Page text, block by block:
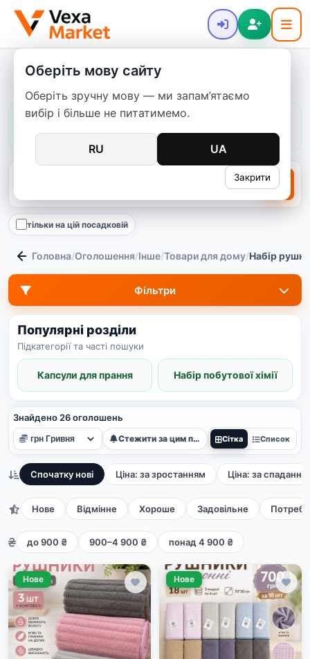
Оберіть мову сайту
Оберіть зручну мову — ми запам’ятаємо
вибір і більше не питатимемо.
RU UA
Закрити
Набори рушників
Ціни в цій категорії:зазвичай120–4 850 ₴
медіана900 ₴1160пропозицій
тільки на цій посадковій
Головна/Оголошення/Інше/Товари для дому/Набір
Фільтри
Популярні розділи
Підкатегорії та часті пошуки
Капсули для прання Набір побутової хімії
Знайдено 26 оголошень
Стежити за цим пошукомСітка Список
Спочатку нові Ціна: за зростанням Ціна: за
Нове Відмінне Хороше Задовільне
до 900 ₴ 900–4 900 ₴ понад 4 900 ₴
Нове Нове